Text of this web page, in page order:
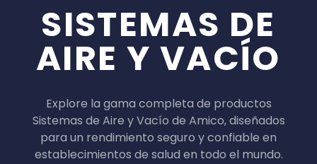
SISTEMAS DE
AIRE Y VACÍO
Explore la gama completa de productos
Sistemas de Aire y Vacío de Amico, diseñados
para un rendimiento seguro y confiable en
establecimientos de salud en todo el mundo.